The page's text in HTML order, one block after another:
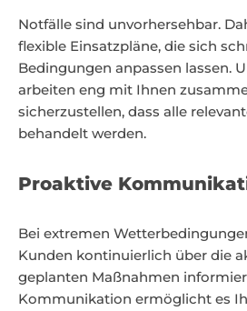
Notfälle sind unvorhersehbar.
flexible Einsatzpläne, die sich
Bedingungen anpassen lassen.
arbeiten eng mit Ihnen
sicherzustellen, dass alle
behandelt werden.
Proaktive
Bei extremen
Kunden kontinuierlich über die
geplanten Maßnahmen
Kommunikation ermöglicht es